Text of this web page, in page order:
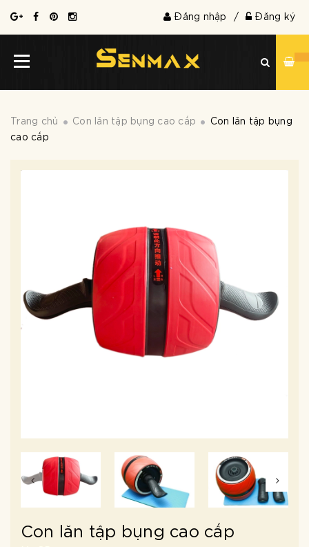
Đăng ký
/
Đăng nhập
Trang chủ Con lăn tập bụng cao cấp
Con lăn tập bụng
cao cấp
Con lăn tập bụng cao cấp